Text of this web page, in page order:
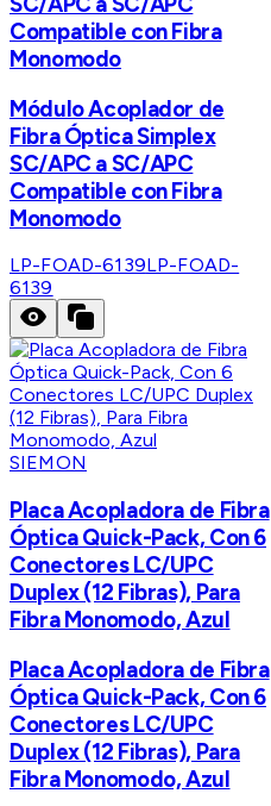
Compatible con Fibra
Monomodo
Módulo Acoplador de
Fibra Óptica Simplex
SC/APC a SC/APC
Compatible con Fibra
Monomodo
LP-FOAD-6139LP-FOAD-
6139
SIEMON
Placa Acopladora de Fibra
Óptica Quick-Pack, Con 6
Conectores LC/UPC
Duplex (12 Fibras), Para
Fibra Monomodo, Azul
Placa Acopladora de Fibra
Óptica Quick-Pack, Con 6
Conectores LC/UPC
Duplex (12 Fibras), Para
Fibra Monomodo, Azul